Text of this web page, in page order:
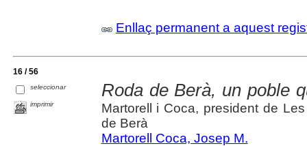
Enllaç permanent a aquest
16 / 56
seleccionar
imprimir
Roda de Berà, un poble
Martorell i Coca, president de
de Berà
Martorell Coca, Josep M.